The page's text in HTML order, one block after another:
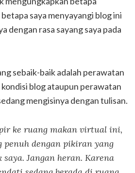
saya menyayangi blog ini
dengan rasa sayang saya pada
sebaik-baik adalah perawatan
blog ataupun perawatan
mengisinya dengan tulisan.
ke ruang makan virtual ini,
penuh dengan pikiran yang
Jangan heran. Karena